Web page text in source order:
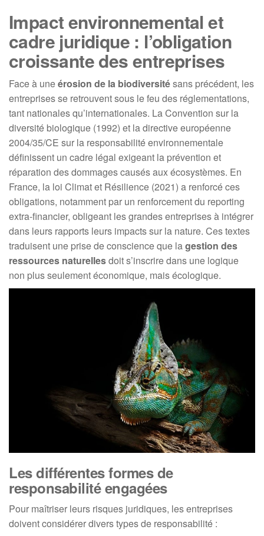
Impact environnemental et
cadre juridique : l’obligation
croissante des entreprises
Face à uneérosion de la biodiversitésans précédent, les
entreprises se retrouvent sous le feu des réglementations,
tant nationales qu’internationales. La Convention sur la
diversité biologique (1992) et la directive européenne
2004/35/CE sur la responsabilité environnementale
définissent un cadre légal exigeant la prévention et
réparation des dommages causés aux écosystèmes. En
France, la loi Climat et Résilience (2021) a renforcé ces
obligations, notamment par un renforcement du reporting
extra-financier, obligeant les grandes entreprises à intégrer
dans leurs rapports leurs impacts sur la nature. Ces textes
traduisent une prise de conscience que lagestion des
ressources naturellesdoit s’inscrire dans une logique
non plus seulement économique, mais écologique.
Les différentes formes de
responsabilité engagées
Pour maîtriser leurs risques juridiques, les entreprises
doivent considérer divers types de responsabilité :